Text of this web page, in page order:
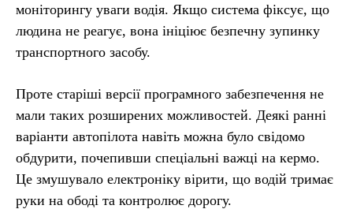
моніторингу уваги водія. Якщо система фіксує, що
людина не реагує, вона ініціює безпечну зупинку
транспортного засобу.
Проте старіші версії програмного забезпечення не
мали таких розширених можливостей. Деякі ранні
варіанти автопілота навіть можна було свідомо
обдурити, почепивши спеціальні важці на кермо.
Це змушувало електроніку вірити, що водій тримає
руки на ободі та контролює дорогу.